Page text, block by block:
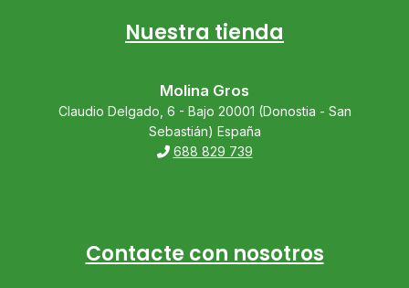
Nuestra tienda
Molina Gros
Claudio Delgado, 6 - Bajo 20001 (Donostia - San
Sebastián) España
688 829 739
Contacte con nosotros